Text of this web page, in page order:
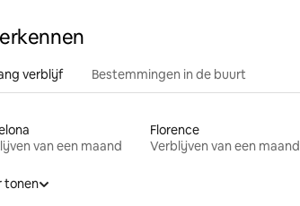
verblijf Bestemmingen in de buurt
van een maand
Florence
Verblijven van een maand
tonen